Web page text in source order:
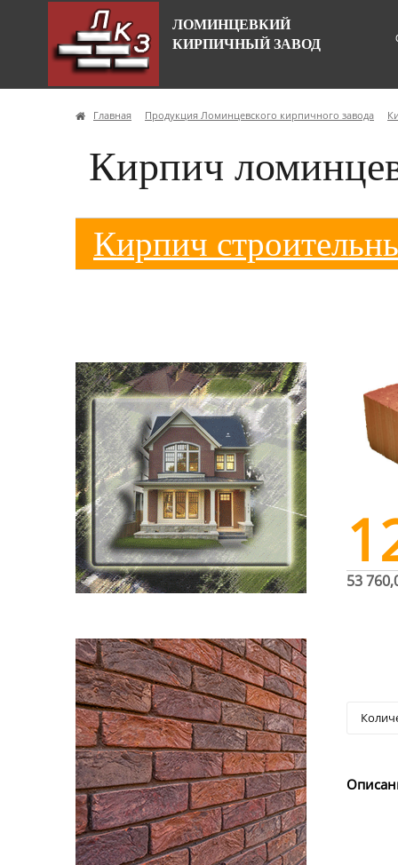
ЛОМИНЦЕВКИЙ
КИРПИЧНЫЙ ЗАВОД
Главная Продукция Ломинцевского кирпичного завода
Кирпич
Кирпич
53